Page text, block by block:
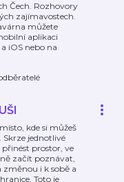
Čech. Rozhovory
zajímavostech.
můžete
aplikaci
iOS nebo na
kde si můžeš
jednotlivé
přinést prostor, ve
začít poznávat,
změnou i k sobě a
Toto je